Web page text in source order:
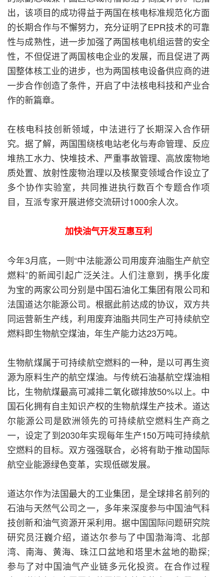
出，该项目的成功得益于两国在核电标准规范化方面
的长期合作与不懈努力，充分证明了EPR技术的可靠
性与成熟性，进一步加强了两国核电机组运营的安全
性，不但促进了两国核电企业的发展，而且促进了两
国整体核工业的进步，也为两国核电设备供应商的进
一步合作创造了条件，开启了中法核电科技和产业合
作的新篇章。
在核电科技创新领域，中法进行了长期深入合作研
究。据了解，两国围绕核电站老化与寿命管理、反应
堆热工水力、快堆技术、严重事故管理、高放废物地
质处置、放射性废物治理以及核聚变领域合作设立了
多个协作实验室，共同推进执行数百个专题合作项
目，互派专家开展进修交流研讨1000余人次。
加快油气开发互惠互利
今年3月底，一则“中法能源公司用废弃油脂生产航空
燃料”的新闻引起广泛关注。人们注意到，携手化废
为宝的两家公司分别是中国石油化工集团有限公司和
法国道达尔能源公司。根据此前达成的协议，双方共
同运营新生产线，利用废弃油脂共同生产可持续航空
燃料即生物航空煤油，年生产能力达23万吨。
生物航煤属于可持续航空燃料的一种，是以可再生资
源为原料生产的航空煤油。与传统石油基航空煤油相
比，生物航煤最高可减排二氧化碳排放50%以上。中
国石化拥有自主知识产权的生物航煤生产技术。道达
尔能源公司是欧洲领先的可持续航空燃料生产商之
一，设定了到2030年实现每年生产150万吨可持续航
空燃料的目标。双方强强联合，必将有助于推动国际
航空业能源绿色变革，实现低碳发展。
道达尔作为法国最大的工业集团，是全球排名前列的
石油与天然气公司之一，多年来深度参与中国油气科
技创新和油气资源开采利用。据中国国际问题研究院
研究员汪巍介绍，道达尔参与了中国渤海湾、北部
湾、南海、黄海、珠江口盆地和塔里木盆地的勘探;
参与了对中国油气产业链多元化投资。在合作过程